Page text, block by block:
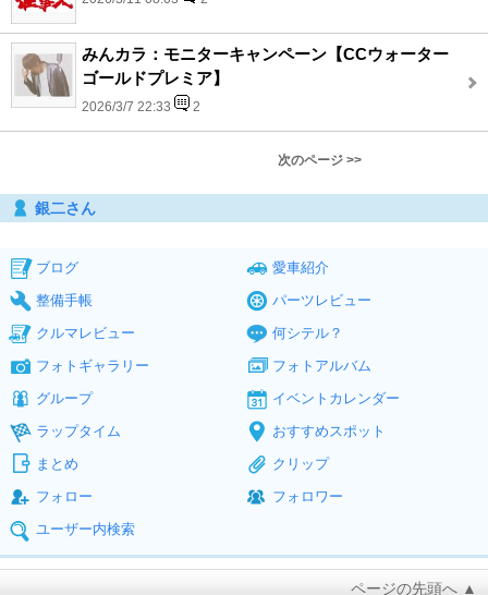
みんカラ：モニターキャンペーン【CCウォーター
ゴールドプレミア】
2026/3/7 22:33 2
次のページ >>
銀二さん
ブログ
愛車紹介
整備手帳
パーツレビュー
クルマレビュー
何シテル？
フォトギャラリー
フォトアルバム
グループ
イベントカレンダー
ラップタイム
おすすめスポット
まとめ
クリップ
フォロー
フォロワー
ユーザー内検索
ページの先頭へ ▲